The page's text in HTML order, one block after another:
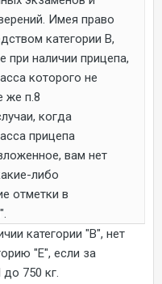
Имея право
категории В,
при наличии прицепа,
которого не
же п.8
когда
прицепа
вам нет
либо
отметки в
категории "В", нет
"Е", если за
750 кг.